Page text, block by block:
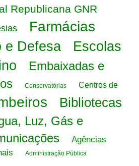
Republicana GNR
Farmácias
e Defesa
Escolas
Embaixadas e
Conservatórias Centros de
Bibliotecas
Luz, Gás e
Agências
Administração Pública